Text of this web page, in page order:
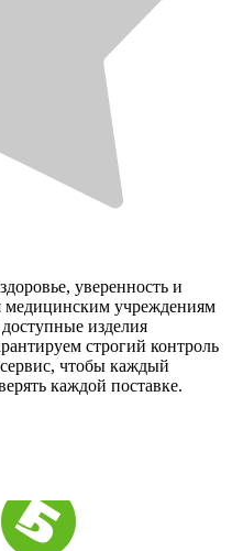
уверенность и
медицинским учреждениям
изделия
строгий контроль
чтобы каждый
каждой поставке.